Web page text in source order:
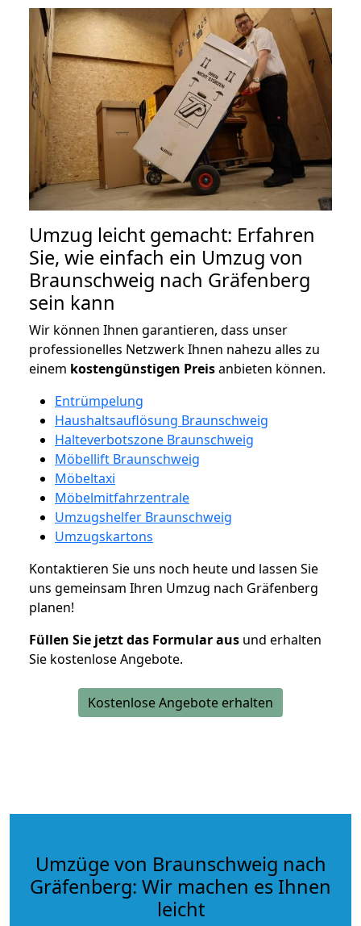
Umzug leicht gemacht: Erfahren
Sie, wie einfach ein Umzug von
Braunschweig nach Gräfenberg
sein kann
Wir können Ihnen garantieren, dass unser
professionelles Netzwerk Ihnen nahezu alles zu
einem kostengünstigen Preisanbieten können.
Entrümpelung
Haushaltsauflösung Braunschweig
Halteverbotszone Braunschweig
Möbellift Braunschweig
Möbeltaxi
Möbelmitfahrzentrale
Umzugshelfer Braunschweig
Umzugskartons
Kontaktieren Sie uns noch heute und lassen Sie
uns gemeinsam Ihren Umzug nach Gräfenberg
planen!
Füllen Sie jetzt das Formular aus und erhalten
Sie kostenlose Angebote.
Kostenlose Angebote erhalten
Umzüge von Braunschweig nach
Gräfenberg: Wir machen es Ihnen
leicht